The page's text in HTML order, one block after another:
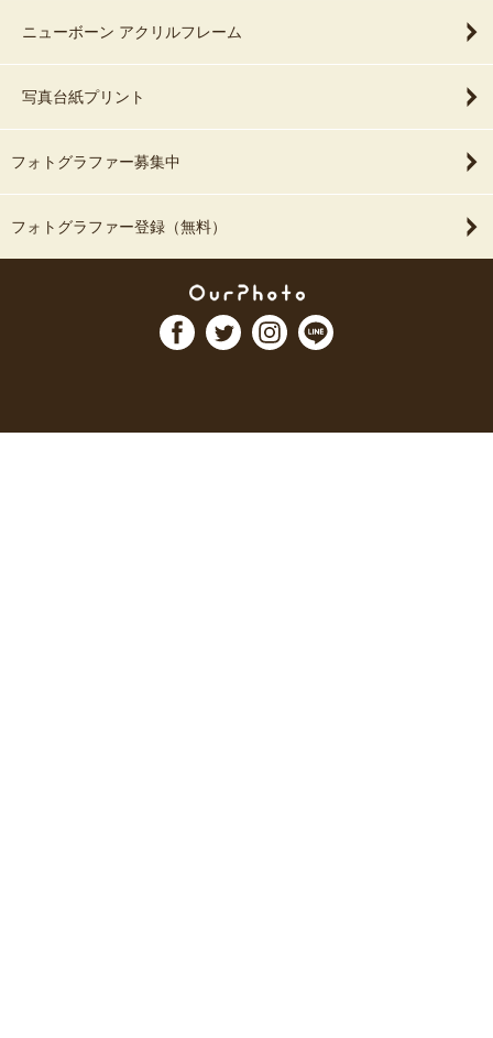
ニューボーン アクリルフレーム
写真台紙プリント
フォトグラファー募集中
フォトグラファー登録（無料）